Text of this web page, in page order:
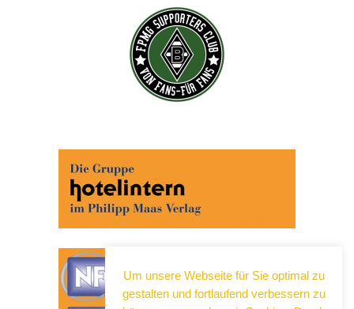
Um unsere Webseite für Sie optimal zu
gestalten und fortlaufend verbessern zu